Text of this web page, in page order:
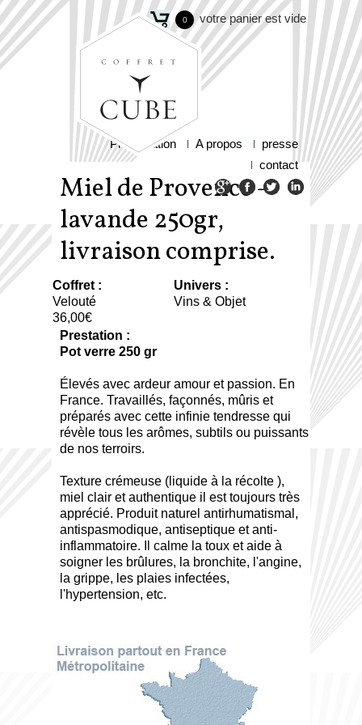
0 votre panier est vide
Présentation A propos
presse
contact
Miel de Provence -
lavande 250gr,
livraison comprise.
Coffret :
Velouté
36,00€
Univers :
Vins & Objet
Prestation :
Pot verre 250 gr
Élevés avec ardeur amour et passion. En
France. Travaillés, façonnés, mûris et
préparés avec cette infinie tendresse qui
révèle tous les arômes, subtils ou puissants
de nos terroirs.
Texture crémeuse (liquide à la récolte ),
miel clair et authentique il est toujours très
apprécié. Produit naturel antirhumatismal,
antispasmodique, antiseptique et anti-
inflammatoire. Il calme la toux et aide à
soigner les brûlures, la bronchite, l'angine,
la grippe, les plaies infectées,
l'hypertension, etc.